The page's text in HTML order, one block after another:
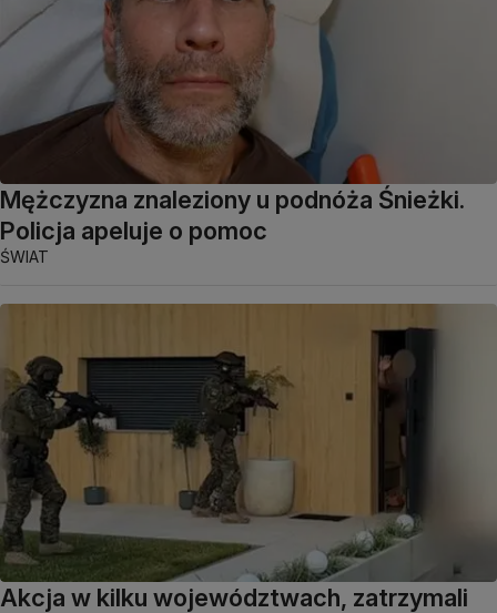
Mężczyzna znaleziony u podnóża Śnieżki.
Policja apeluje o pomoc
ŚWIAT
Akcja w kilku województwach, zatrzymali